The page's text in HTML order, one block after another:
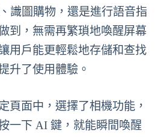
識圖購物，還是進行語音指
到，無需再繁瑣地喚醒屏幕
用戶能更輕鬆地存儲和查找
升了使用體驗。
頁面中，選擇了相機功能，
一下 AI 鍵，就能瞬間喚醒